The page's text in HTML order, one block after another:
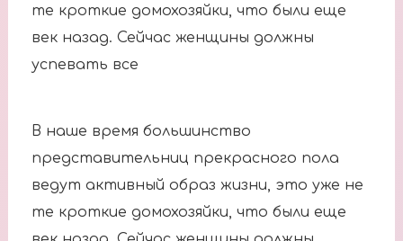
те кроткие домохозяйки, что были еще
век назад. Сейчас женщины должны
успевать все
В наше время большинство
представительниц прекрасного пола
ведут активный образ жизни, это уже не
те кроткие домохозяйки, что были еще